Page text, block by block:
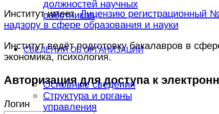
должностей научных
работников
СВЕДЕНИЯ ОБ ОРГАНИЗАЦИИ
Основные сведения
Структура и органы
управления
Институт имеет Лицензию регистрационный
надзору в сфере образования и науки
Институт ведёт подготовку бакалавров в
экономика, психология.
Авторизация для доступа к
Логин